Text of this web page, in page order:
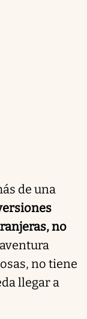
de una
no
no tiene
llegar a